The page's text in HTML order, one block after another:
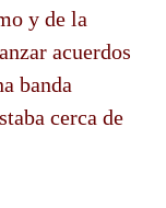
y de la
acuerdos
banda
cerca de